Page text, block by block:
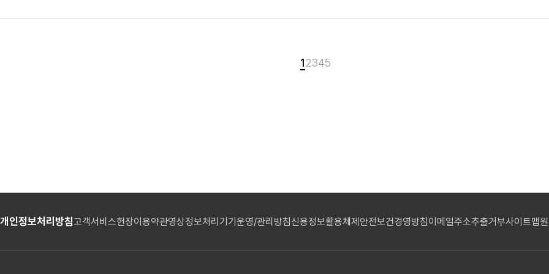
12345
개인정보처리방침고객서비스헌장이용약관영상정보처리기기운영/관리방침신용정보활용체제 안전보건경영방침이메일주소추출거부사이트맵